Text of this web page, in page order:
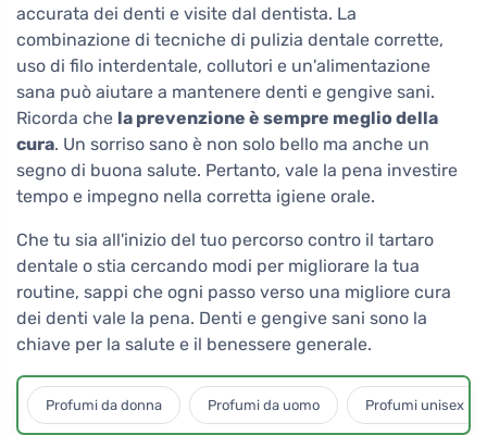
accurata dei denti e visite dal dentista. La
combinazione di tecniche di pulizia dentale corrette,
uso di filo interdentale, collutori e un'alimentazione
sana può aiutare a mantenere denti e gengive sani.
Ricorda che la prevenzione è sempre meglio della
cura. Un sorriso sano è non solo bello ma anche un
segno di buona salute. Pertanto, vale la pena investire
tempo e impegno nella corretta igiene orale.
Che tu sia all'inizio del tuo percorso contro il tartaro
dentale o stia cercando modi per migliorare la tua
routine, sappi che ogni passo verso una migliore cura
dei denti vale la pena. Denti e gengive sani sono la
chiave per la salute e il benessere generale.
Profumi da donna Profumi da uomo Profumi unisex